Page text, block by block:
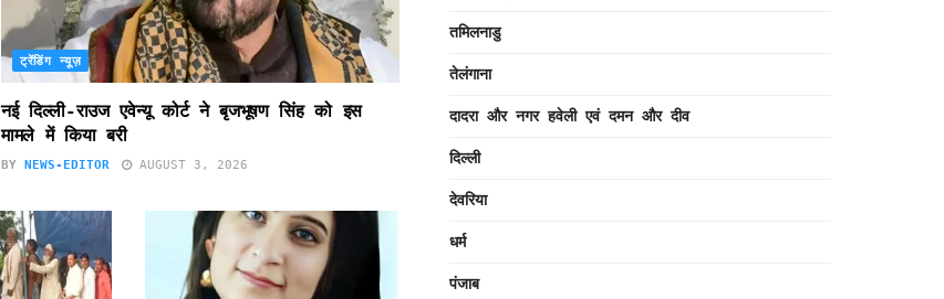
ट्रेंडिंग न्यूज़
नई दिल्ली-राउज एवेन्यू कोर्ट ने बृजभूषण सिंह को इस
मामले में किया बरी
BY NEWS-EDITOR AUGUST 3, 2026
तमिलनाडु
तेलंगाना
दादरा और नगर हवेली एवं दमन और दीव
दिल्ली
देवरिया
धर्म
पंजाब